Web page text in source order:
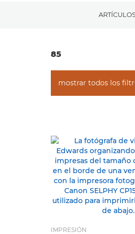
85
mostrar todos los
IMPRESIÓN